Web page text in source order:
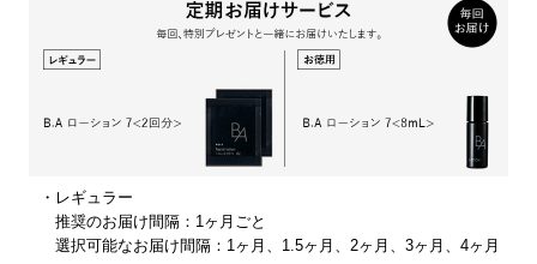
レギュラー
推奨のお届け間隔：1ヶ月ごと
選択可能なお届け間隔：1ヶ月、1.5ヶ月、2ヶ月、3ヶ月、4ヶ月